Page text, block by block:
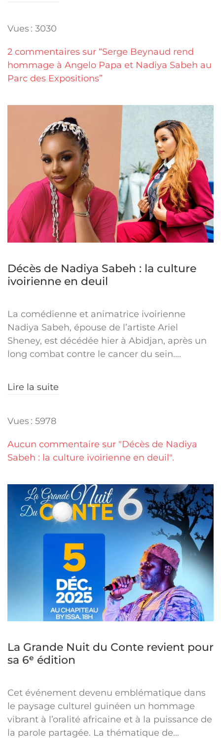
Vues : 3030
2 commentaires sur “Serge Beynaud rend
hommage à Angelo Papa et Nadiya Sabeh au
Parc des Expositions”
Décès de Nadiya Sabeh : la culture
ivoirienne en deuil
La comédienne et animatrice ivoirienne
Nadiya Sabeh, épouse de l’artiste Ariel
Sheney, est décédée hier à Abidjan, après un
long combat contre le cancer du sein....
Lire la suite
Vues : 5978
Aucun commentaire sur "Décès de Nadiya
Sabeh : la culture ivoirienne en deuil".
La Grande Nuit du Conte revient pour
sa 6ᵉ édition
Cet événement devenu emblématique dans
le paysage culturel guinéen un hommage
vibrant à l’oralité africaine et à la puissance de
la parole partagée. La thématique de...